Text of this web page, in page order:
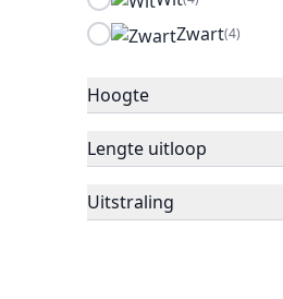
Zwart(4)
Hoogte
Lengte uitloop
Uitstraling